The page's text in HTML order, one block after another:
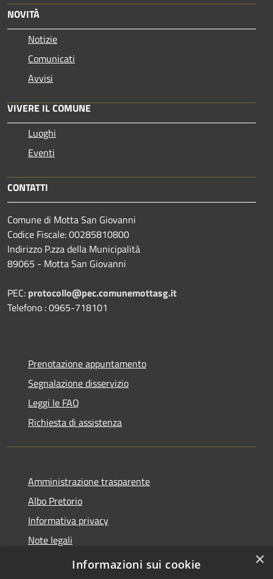
NOVITÀ
Notizie
Comunicati
Avvisi
VIVERE IL COMUNE
Luoghi
Eventi
CONTATTI
Comune di Motta San Giovanni
Codice Fiscale: 00285810800
Indirizzo P.zza della Municipalità
89065 - Motta San Giovanni
PEC: protocollo@pec.comunemottasg.it
Telefono : 0965-718101
Prenotazione appuntamento
Segnalazione disservizio
Leggi le FAQ
Richiesta di assistenza
Amministrazione trasparente
Albo Pretorio
Informativa privacy
Note legali
Dichiarazione di accessibilità
×
Informazioni sui cookie